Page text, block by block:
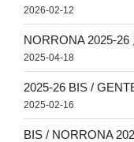
2026-02-12
NORRONA 2025-26
2025-04-18
2025-26 BIS /
2025-02-16
BIS / NORRONA